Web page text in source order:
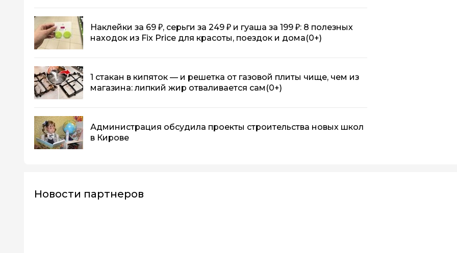
Наклейки за 69 ₽, серьги за 249 ₽ и гуаша за 199 ₽: 8 полезных
находок из Fix Price для красоты, поездок и дома(0+)
1 стакан в кипяток — и решетка от газовой плиты чище, чем из
магазина: липкий жир отваливается сам (0+)
Администрация обсудила проекты строительства новых школ
в Кирове
Новости партнеров